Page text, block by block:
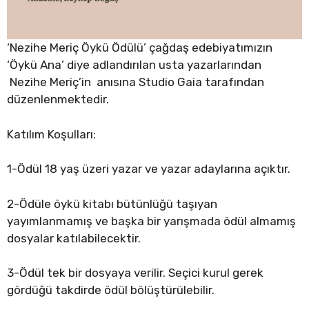
‘Nezihe Meriç Öykü Ödülü’ çağdaş edebiyatımızın
‘Öykü Ana’ diye adlandırılan usta yazarlarından
Nezihe Meriç’in anısına Studio Gaia tarafından
düzenlenmektedir.
Katılım Koşulları:
1-Ödül 18 yaş üzeri yazar ve yazar adaylarına açıktır.
2-Ödüle öykü kitabı bütünlüğü taşıyan
yayımlanmamış ve başka bir yarışmada ödül almamış
dosyalar katılabilecektir.
3-Ödül tek bir dosyaya verilir. Seçici kurul gerek
gördüğü takdirde ödül bölüştürülebilir.